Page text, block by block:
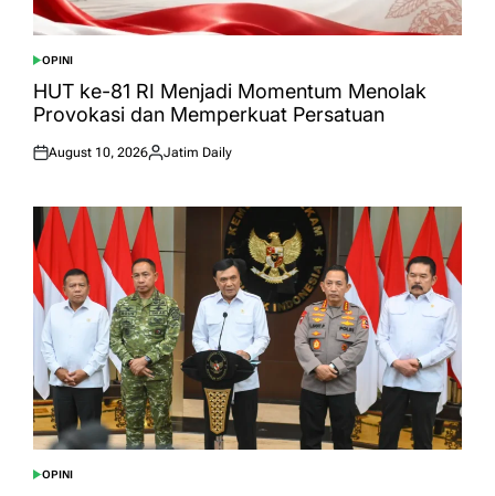
POSTED
IN
OPINI
HUT ke-81 RI Menjadi Momentum Menolak
Provokasi dan Memperkuat Persatuan
Posted
August 10, 2026
Posted
Jatim Daily
POSTED
OPINI